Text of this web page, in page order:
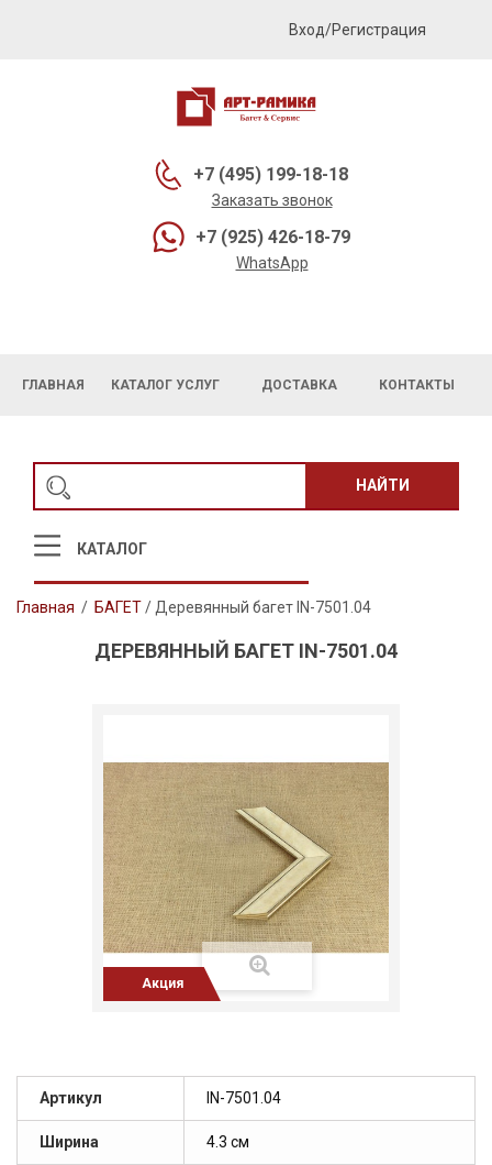
Вход/Регистрация
+7 (495) 199-18-18
Заказать звонок
+7 (925) 426-18-79
WhatsApp
ГЛАВНАЯ КАТАЛОГ УСЛУГ ДОСТАВКА КОНТАКТЫ
НАЙТИ
КАТАЛОГ
Главная / БАГЕТ/ Деревянный багет IN-7501.04
ДЕРЕВЯННЫЙ БАГЕТ IN-7501.04
Акция
Артикул IN-7501.04
Ширина 4.3 см